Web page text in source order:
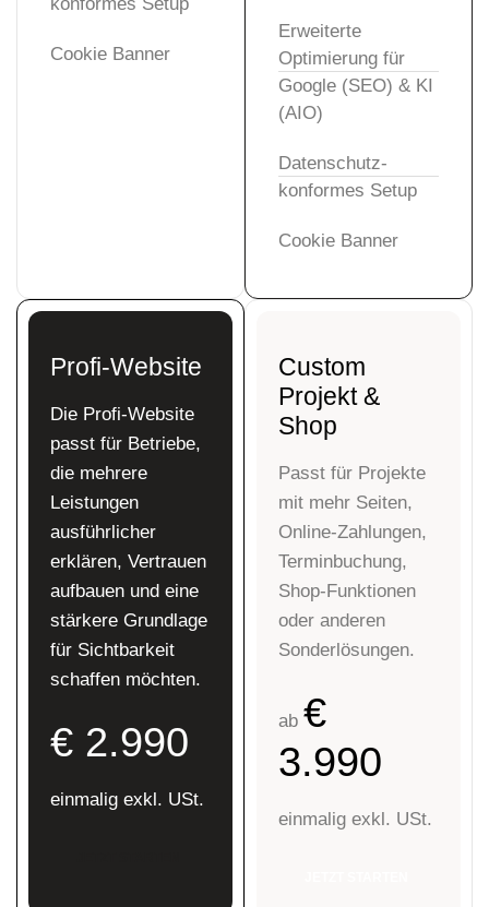
Cookie Banner
Erweiterte
Optimierung für
Google (SEO) & KI
(AIO)
Datenschutz-
konformes Setup
Cookie Banner
Profi-Website
Die Profi-Website
passt für Betriebe,
die mehrere
Leistungen
ausführlicher
erklären, Vertrauen
aufbauen und eine
stärkere Grundlage
für Sichtbarkeit
schaffen möchten.
€ 2.990
einmalig exkl. USt.
Custom
Projekt &
Shop
Passt für Projekte
mit mehr Seiten,
Online-Zahlungen,
Terminbuchung,
Shop-Funktionen
oder anderen
Sonderlösungen.
ab €
3.990
einmalig exkl. USt.